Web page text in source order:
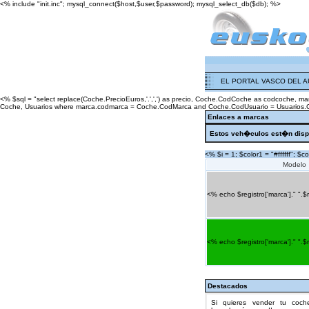
<% include "init.inc"; mysql_connect($host,$user,$password); mysql_select_db($db); %>
EL PORTAL VASCO DEL
<% $sql = "select replace(Coche.PrecioEuros,'.',',') as precio, Coche.CodCoche as codcoche,
Coche, Usuarios where marca.codmarca = Coche.CodMarca and Coche.CodUsuario =
Enlaces a marcas
Estos veh�culos est�n
<% $i = 1; $color1 = "#ffffff";
Modelo
<% echo $registro['marca']."
<% echo $registro['marca']."
Destacados
Si quieres vender tu